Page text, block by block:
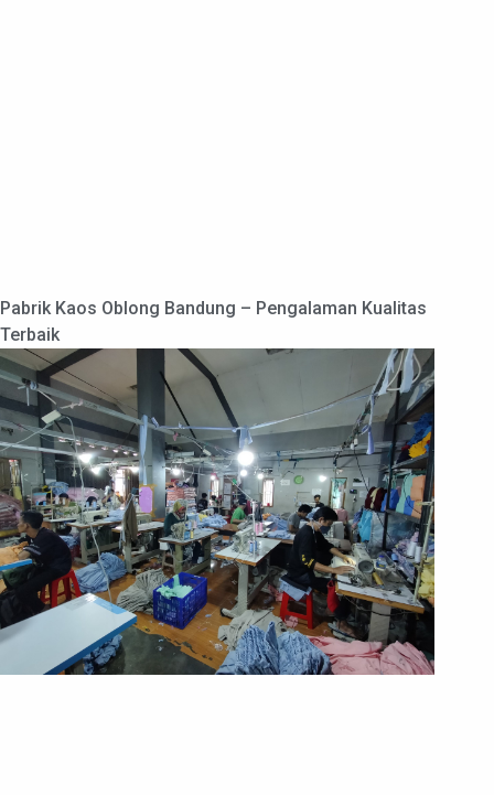
Pabrik Kaos Oblong Bandung – Pengalaman Kualitas
Terbaik